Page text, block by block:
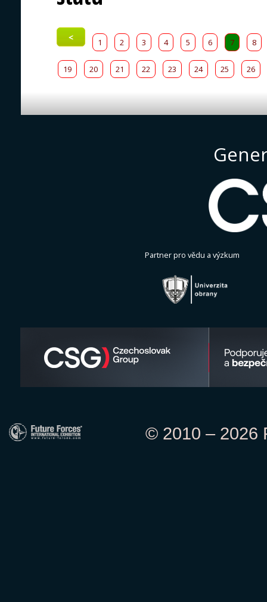
< 1 2 3 4 5 6 7 8
19 20 21 22 23 24 25 26
Partner pro vědu a výzkum
© 2010 – 2026